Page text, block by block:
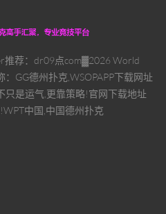
推荐：dr09点com▓2026 World
GG德州扑克,WSOPAPP下载网址
只是运气,更靠策略!官网下载地址
中国,中国德州扑克